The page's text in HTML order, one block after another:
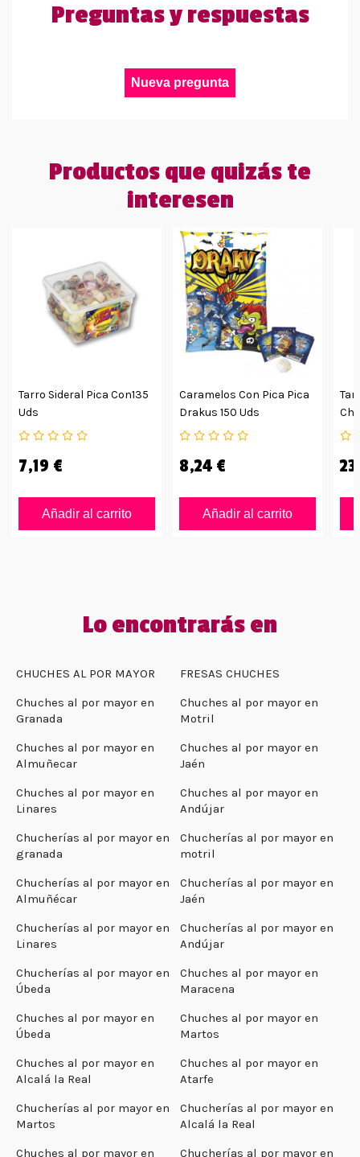
Preguntas y respuestas
Nueva pregunta
Productos que quizás te
interesen
Tarro Sideral Pica Con135
Uds
7,19 €
Añadir al carrito
Caramelos Con Pica Pica
Drakus 150 Uds
8,24 €
Añadir al carrito
Lo encontrarás en
CHUCHES AL POR MAYOR
FRESAS CHUCHES
Chuches al por mayor en
Granada
Chuches al por mayor en
Motril
Chuches al por mayor en
Almuñecar
Chuches al por mayor en
Jaén
Chuches al por mayor en
Linares
Chuches al por mayor en
Andújar
Chucherías al por mayor en
granada
Chucherías al por mayor en
motril
Chucherías al por mayor en
Almuñécar
Chucherías al por mayor en
Jaén
Chucherías al por mayor en
Linares
Chucherías al por mayor en
Andújar
Chucherías al por mayor en
Úbeda
Chuches al por mayor en
Maracena
Chuches al por mayor en
Úbeda
Chuches al por mayor en
Martos
Chuches al por mayor en
Alcalá la Real
Chuches al por mayor en
Atarfe
Chucherías al por mayor en
Martos
Chucherías al por mayor en
Alcalá la Real
Chuches al por mayor en
Chucherías al por mayor en